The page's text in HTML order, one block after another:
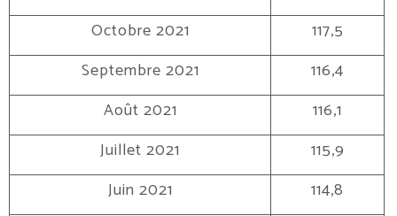
Octobre 2021
117,5
Septembre 2021
116,4
Août 2021
116,1
Juillet 2021
115,9
Juin 2021
114,8